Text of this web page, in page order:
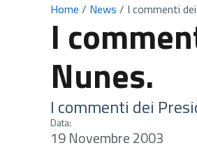
Home / News / I commenti
I
Nunes.
I commenti dei
Data:
19 Novembre 2003